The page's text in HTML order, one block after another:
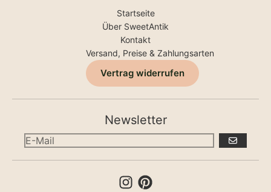
Startseite
Über SweetAntik
Kontakt
Versand, Preise & Zahlungsarten
Vertrag widerrufen
Newsletter